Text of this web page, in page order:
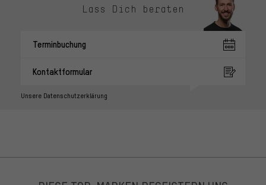
Lass Dich beraten
Terminbuchung
Kontaktformular
Unsere Datenschutzerklärung